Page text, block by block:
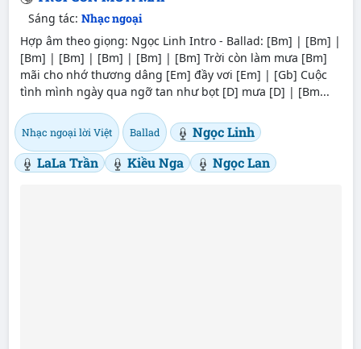
Sáng tác: Nhạc ngoại
Hợp âm theo giọng: Ngọc Linh Intro - Ballad: [Bm] | [Bm] |
[Bm] | [Bm] | [Bm] | [Bm] | [Bm] Trời còn làm mưa [Bm]
mãi cho nhớ thương dâng [Em] đầy vơi [Em] | [Gb] Cuộc
tình mình ngày qua ngỡ tan như bọt [D] mưa [D] | [Bm...
Nhạc ngoại lời Việt Ballad
Ngọc Linh
LaLa Trần
Kiều Nga Ngọc Lan